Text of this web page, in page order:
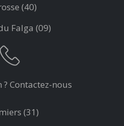
(40)
Falga (09)
Contactez-nous
(31)